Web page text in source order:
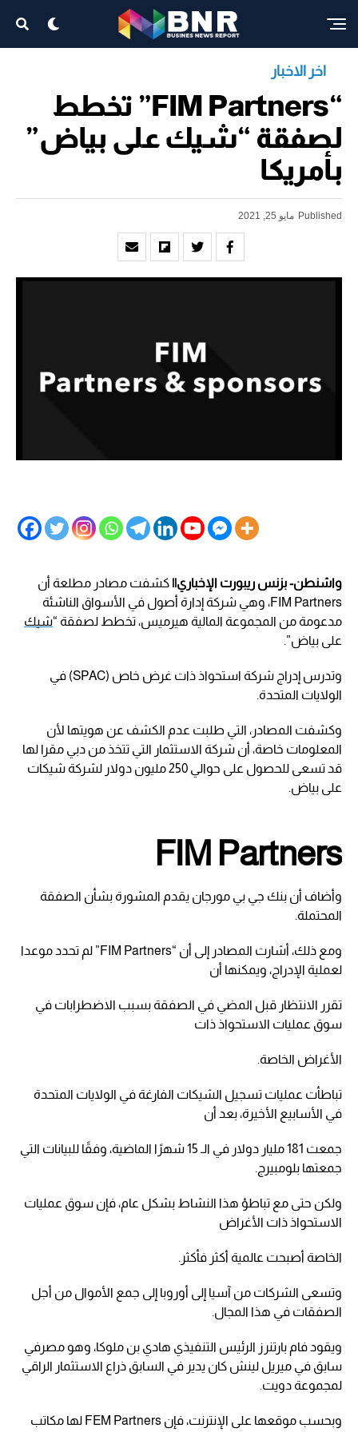
اخر الاخبار
“FIM Partners” تخطط
لصفقة “شيك على بياض”
بأمريكا
Published مايو 25, 2021
واشنطن- بزنس ريبورت الإخباري|| كشفت مصادر مطلعة أن
FIM Partners، وهي شركة إدارة أصول في الأسواق الناشئة
مدعومة من المجموعة المالية هيرميس، تخطط لصفقة “شيك
على بياض”.
وتدرس إدراج شركة استحواذ ذات غرض خاص (SPAC) في
الولايات المتحدة.
وكشفت المصادر، التي طلبت عدم الكشف عن هويتها لأن
المعلومات خاصة، أن شركة الاستثمار التي تتخذ من دبي مقرا لها
قد تسعى للحصول على حوالي 250 مليون دولار لشركة شيكات
على بياض.
FIM Partners
وأضاف أن بنك جي بي مورجان يقدم المشورة بشأن الصفقة
المحتملة.
ومع ذلك، أشارت المصادر إلى أن “FIM Partners” لم تحدد موعدا
لعملية الإدراج، ويمكنها أن
تقرر الانتظار قبل المضي في الصفقة بسبب الاضطرابات في
سوق عمليات الاستحواذ ذات
الأغراض الخاصة.
تباطأت عمليات تسجيل الشيكات الفارغة في الولايات المتحدة
في الأسابيع الأخيرة، بعد أن
جمعت 181 مليار دولار في الـ 15 شهرًا الماضية، وفقًا للبيانات التي
جمعتها بلومبيرج.
ولكن حتى مع تباطؤ هذا النشاط بشكل عام، فإن سوق عمليات
الاستحواذ ذات الأغراض
الخاصة أصبحت عالمية أكثر فأكثر.
وتسعى الشركات من آسيا إلى أوروبا إلى جمع الأموال من أجل
الصفقات في هذا المجال.
ويقود فام بارتنرز الرئيس التنفيذي هادي بن ملوكا، وهو مصرفي
سابق في ميريل لينش كان يدير في السابق ذراع الاستثمار الراقي
لمجموعة دويت.
وبحسب موقعها على الإنترنت، فإن FEM Partners لها مكاتب